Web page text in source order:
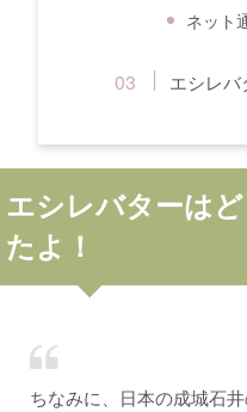
ネット
エシレバ
エシレバターは
たよ！
ちなみに、日本の成城石